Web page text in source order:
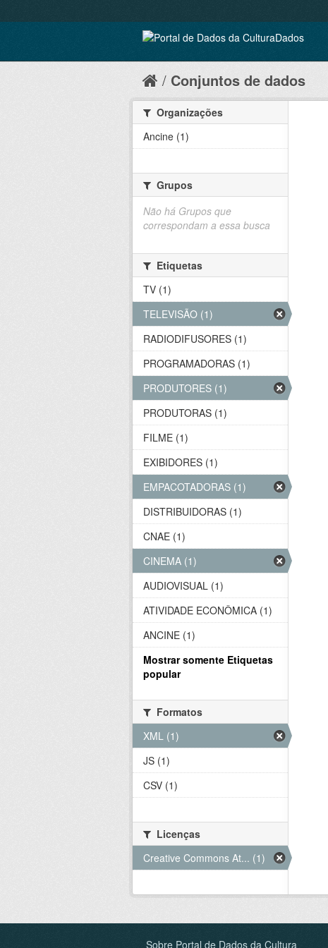
Conjuntos de dados
Organizações
Ancine (1)
Grupos
Não há Grupos que
correspondam a essa busca
Etiquetas
TV (1)
TELEVISÃO (1)
RADIODIFUSORES (1)
PROGRAMADORAS (1)
PRODUTORES (1)
PRODUTORAS (1)
FILME (1)
EXIBIDORES (1)
EMPACOTADORAS (1)
DISTRIBUIDORAS (1)
CNAE (1)
CINEMA (1)
AUDIOVISUAL (1)
ATIVIDADE ECONÔMICA (1)
ANCINE (1)
Mostrar somente Etiquetas
popular
Formatos
XML (1)
JS (1)
CSV (1)
Licenças
Creative Commons At... (1)
Sobre Portal de Dados da Cultura